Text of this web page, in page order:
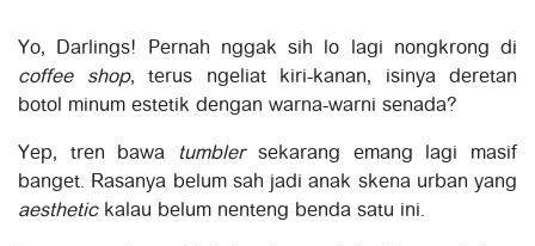
Yo, Darlings! Pernah nggak sih lo lagi nongkrong di
coffee shop, terus ngeliat kiri-kanan, isinya deretan
botol minum estetik dengan warna-warni senada?
Yep, tren bawa tumblersekarang emang lagi masif
banget. Rasanya belum sah jadi anak skena urban yang
aesthetickalau belum nenteng benda satu ini.